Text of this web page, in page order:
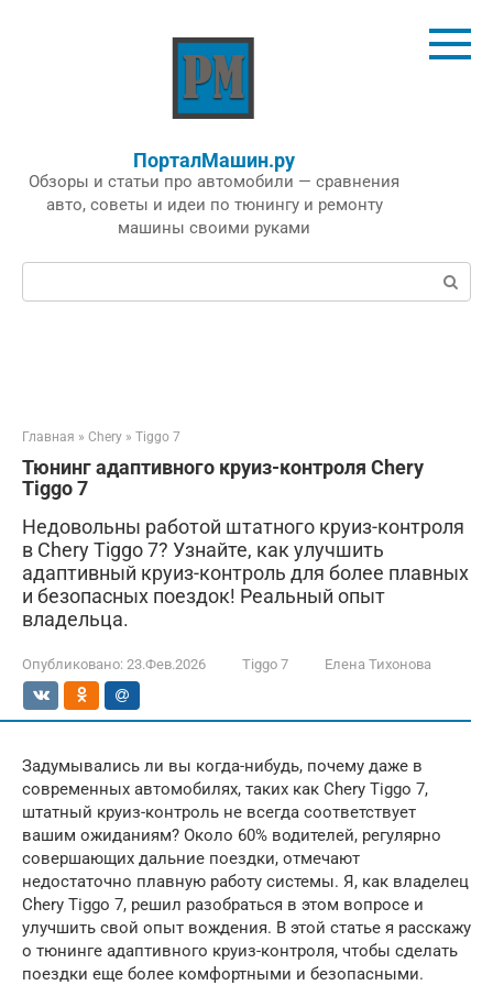
ПорталМашин.ру
Обзоры и статьи про автомобили — сравнения
авто, советы и идеи по тюнингу и ремонту
машины своими руками
Поиск:
Главная » Chery » Tiggo 7
Тюнинг адаптивного круиз-контроля Chery
Tiggo 7
Недовольны работой штатного круиз-контроля
в Chery Tiggo 7? Узнайте, как улучшить
адаптивный круиз-контроль для более плавных
и безопасных поездок! Реальный опыт
владельца.
Опубликовано: 23.Фев.2026 Tiggo 7 Елена Тихонова
Задумывались ли вы когда-нибудь, почему даже в
современных автомобилях, таких как Chery Tiggo 7,
штатный круиз-контроль не всегда соответствует
вашим ожиданиям? Около 60% водителей, регулярно
совершающих дальние поездки, отмечают
недостаточно плавную работу системы. Я, как владелец
Chery Tiggo 7, решил разобраться в этом вопросе и
улучшить свой опыт вождения. В этой статье я расскажу
о тюнинге адаптивного круиз-контроля, чтобы сделать
поездки еще более комфортными и безопасными.